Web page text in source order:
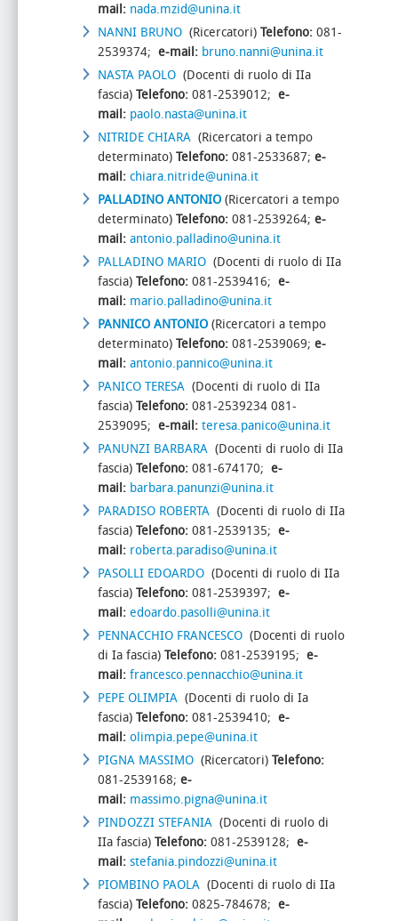
mail: nada.mzid@unina.it
NANNI BRUNO (Ricercatori) Telefono: 081-
2539374; e-mail: bruno.nanni@unina.it
NASTA PAOLO (Docenti di ruolo di IIa
fascia) Telefono: 081-2539012; e-
mail: paolo.nasta@unina.it
NITRIDE CHIARA (Ricercatori a tempo
determinato) Telefono: 081-2533687; e-
mail: chiara.nitride@unina.it
PALLADINO ANTONIO (Ricercatori a tempo
determinato) Telefono: 081-2539264; e-
mail: antonio.palladino@unina.it
PALLADINO MARIO (Docenti di ruolo di IIa
fascia) Telefono: 081-2539416; e-
mail: mario.palladino@unina.it
PANNICO ANTONIO (Ricercatori a tempo
determinato) Telefono: 081-2539069; e-
mail: antonio.pannico@unina.it
PANICO TERESA (Docenti di ruolo di IIa
fascia) Telefono: 081-2539234 081-
2539095; e-mail: teresa.panico@unina.it
PANUNZI BARBARA (Docenti di ruolo di IIa
fascia) Telefono: 081-674170; e-
mail: barbara.panunzi@unina.it
PARADISO ROBERTA (Docenti di ruolo di IIa
fascia) Telefono: 081-2539135; e-
mail: roberta.paradiso@unina.it
PASOLLI EDOARDO (Docenti di ruolo di IIa
fascia) Telefono: 081-2539397; e-
mail: edoardo.pasolli@unina.it
PENNACCHIO FRANCESCO (Docenti di ruolo
di Ia fascia) Telefono: 081-2539195; e-
mail: francesco.pennacchio@unina.it
PEPE OLIMPIA (Docenti di ruolo di Ia
fascia) Telefono: 081-2539410; e-
mail: olimpia.pepe@unina.it
PIGNA MASSIMO (Ricercatori) Telefono:
081-2539168; e-
mail: massimo.pigna@unina.it
PINDOZZI STEFANIA (Docenti di ruolo di
IIa fascia) Telefono: 081-2539128; e-
mail: stefania.pindozzi@unina.it
PIOMBINO PAOLA (Docenti di ruolo di IIa
fascia) Telefono: 0825-784678; e-